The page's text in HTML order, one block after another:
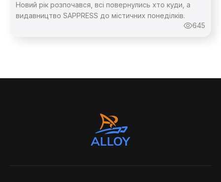
Новий рік розпочався, всі повернулись хто куди, а
видавництво SAPPRESS до містичних понеділків.
645